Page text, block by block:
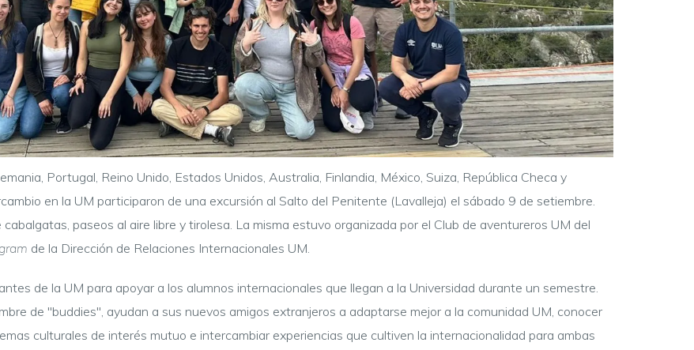
Portugal, Reino Unido, Estados Unidos, Australia, Finlandia, México, Suiza, República Checa y
en la UM participaron de una excursión al Salto del Penitente (Lavalleja) el sábado 9 de setiembre.
cabalgatas, paseos al aire libre y tirolesa. La misma estuvo organizada por el Club de aventureros UM del
de la Dirección de Relaciones Internacionales UM.
de la UM para apoyar a los alumnos internacionales que llegan a la Universidad durante un semestre.
de "buddies", ayudan a sus nuevos amigos extranjeros a adaptarse mejor a la comunidad UM, conocer
culturales de interés mutuo e intercambiar experiencias que cultiven la internacionalidad para ambas